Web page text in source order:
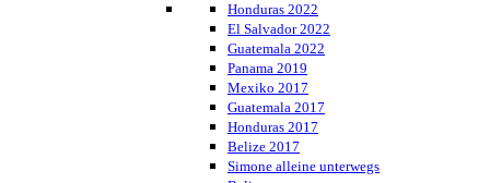
Honduras 2022
El Salvador 2022
Guatemala 2022
Panama 2019
Mexiko 2017
Guatemala 2017
Honduras 2017
Belize 2017
Simone alleine unterwegs